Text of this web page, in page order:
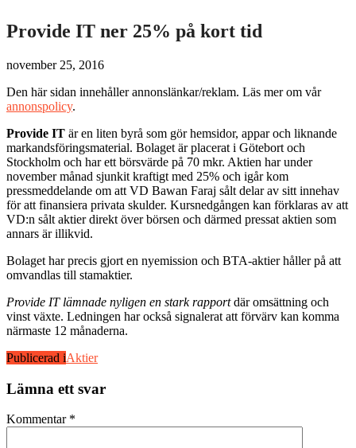
Provide IT ner 25% på kort tid
november 25, 2016
Den här sidan innehåller annonslänkar/reklam. Läs mer om vår
annonspolicy.
Provide IT är en liten byrå som gör hemsidor, appar och liknande
markandsföringsmaterial. Bolaget är placerat i Götebort och
Stockholm och har ett börsvärde på 70 mkr. Aktien har under
november månad sjunkit kraftigt med 25% och igår kom
pressmeddelande om att VD Bawan Faraj sålt delar av sitt innehav
för att finansiera privata skulder. Kursnedgången kan förklaras av att
VD:n sålt aktier direkt över börsen och därmed pressat aktien som
annars är illikvid.
Bolaget har precis gjort en nyemission och BTA-aktier håller på att
omvandlas till stamaktier.
Provide IT lämnade nyligen en stark rapportdär omsättning och
vinst växte. Ledningen har också signalerat att förvärv kan komma
närmaste 12 månaderna.
Publicerad iAktier
Lämna ett svar
Kommentar *